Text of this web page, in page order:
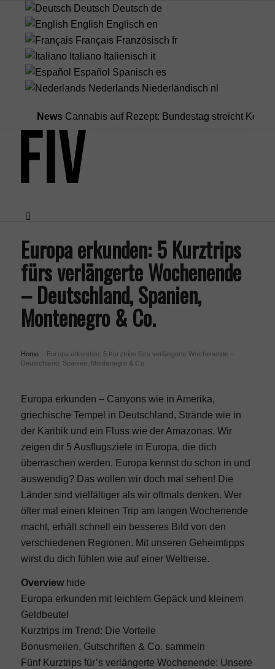
Deutsch Deutsch de
English Englisch en
Français Französisch fr
Italiano Italienisch it
Español Spanisch es
Nederlands Niederländisch nl
Cannabis auf Rezept: Bundestag streicht
Menü
Europa erkunden: 5 Kurztrips
fürs verlängerte Wochenende
– Deutschland, Spanien,
Montenegro & Co.
Home
Europa erkunden: 5 Kurztrips fürs verlängerte Wochenende –
Deutschland, Spanien, Montenegro & Co.
Europa erkunden – Canyons wie in Amerika,
griechische Tempel in Deutschland, Strände wie in
der Karibik und ein Fluss wie der Amazonas. Wir
zeigen dir 5 Ausflugsziele in Europa, die dich
überraschen werden. Europa kennst du schon in und
auswendig? Das wollen wir doch mal sehen! Die
Länder sind vielfältiger als wir oftmals denken. Wer
öfter mal einen kleinen Trip am langen Wochenende
macht, erhält schnell ein besseres Bild von den
verschiedenen Regionen. Mit unseren Geheimtipps
wirst du dich fühlen wie auf einer Weltreise.
Overview hide
Europa erkunden mit leichtem Gepäck und kleinem
Geldbeutel
Kurztrips im Trend: Die Vorteile
Bonusmeilen, Gutschriften & Co. sammeln
Fünf Kurztrips für’s verlängerte Wochenende: Unsere